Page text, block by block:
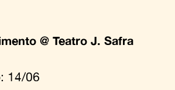
@ Teatro J. Safra
14/06